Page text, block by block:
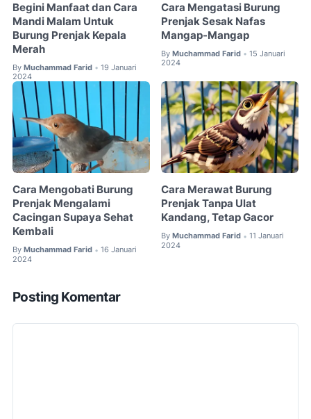
Begini Manfaat dan Cara
Mandi Malam Untuk
Burung Prenjak Kepala
Merah
By Muchammad Farid • 19 Januari
2024
Cara Mengatasi Burung
Prenjak Sesak Nafas
Mangap-Mangap
By Muchammad Farid • 15 Januari
2024
Cara Mengobati Burung
Prenjak Mengalami
Cacingan Supaya Sehat
Kembali
By Muchammad Farid • 16 Januari
2024
Cara Merawat Burung
Prenjak Tanpa Ulat
Kandang, Tetap Gacor
By Muchammad Farid • 11 Januari
2024
Posting Komentar